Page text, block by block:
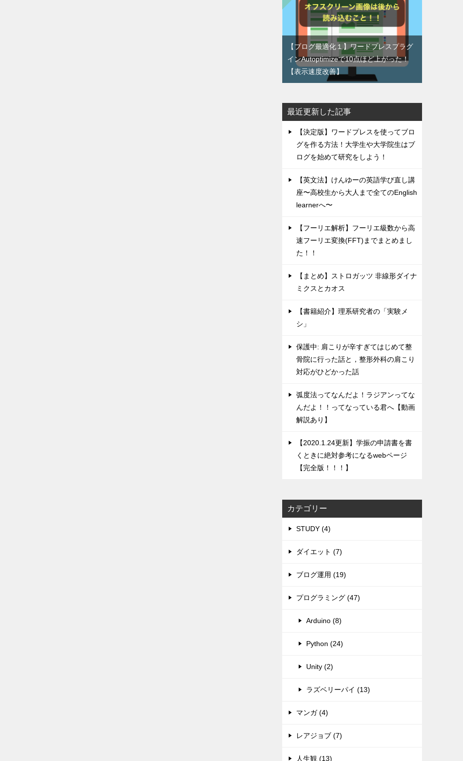
【ブログ最適化１】ワードプレスプラグ
インAutoptimizeで10点ほど上がった！
【表示速度改善】
最近更新した記事
【決定版】ワードプレスを使ってブロ
グを作る方法！大学生や大学院生はブ
ログを始めて研究をしよう！
【英文法】けんゆーの英語学び直し講
座〜高校生から大人まで全てのEnglish
learnerへ〜
【フーリエ解析】フーリエ級数から高
速フーリエ変換(FFT)までまとめまし
た！！
【まとめ】ストロガッツ 非線形ダイナ
ミクスとカオス
【書籍紹介】理系研究者の「実験メ
シ」
保護中: 肩こりが辛すぎてはじめて整
骨院に行った話と，整形外科の肩こり
対応がひどかった話
弧度法ってなんだよ！ラジアンってな
んだよ！！ってなっている君へ【動画
解説あり】
【2020.1.24更新】学振の申請書を書
くときに絶対参考になるwebページ
【完全版！！！】
カテゴリー
STUDY (4)
ダイエット (7)
ブログ運用 (19)
プログラミング (47)
Arduino (8)
Python (24)
Unity (2)
ラズベリーパイ (13)
マンガ (4)
レアジョブ (7)
人生観 (13)